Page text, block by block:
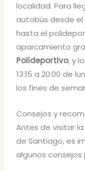
localidad. Para
autobús desde
hasta el
aparcamiento
Polideportivo, y
13:15 a 20:00 de
los fines de
Consejos y
Antes de visitar la
de Santiago, es
algunos consejos